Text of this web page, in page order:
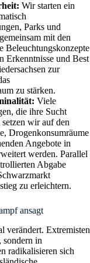
Wir starten ein
Parks und
mit den
Beleuchtungskonzepte
Erkenntnisse und Best
zur
zu stärken.
Viele
die ihre Sucht
wir auf den
Drogenkonsumräume
Angebote in
werden. Parallel
Abgabe
zu erleichtern.
ansagt
verändert. Extremisten
sondern in
radikalisieren sich